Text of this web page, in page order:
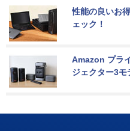
性能の良いお
ェック！
Amazon プラ
ジェクター3モ